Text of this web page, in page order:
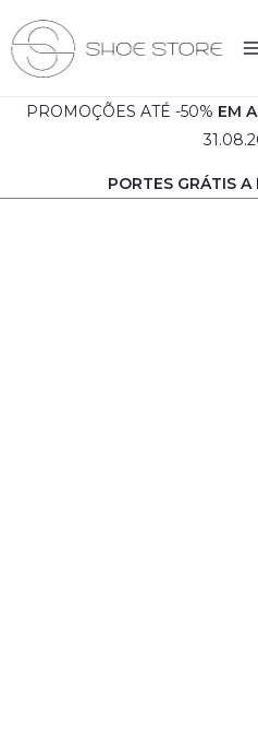
to
content
PROMOÇÕES ATÉ -50% EM
PORTES GRÁTIS